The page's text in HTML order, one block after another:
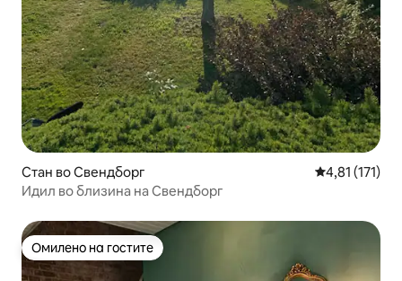
Стан во Свендборг Просечна
4,81 (171)
Идил во близина на Свендборг
Омилено на гостите
Омилено на гостите